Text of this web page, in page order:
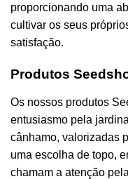
proporcionando uma
cultivar os seus
satisfação.
Produtos
Os nossos produtos
entusiasmo pela
cânhamo, valorizadas
uma escolha de topo,
chamam a atenção